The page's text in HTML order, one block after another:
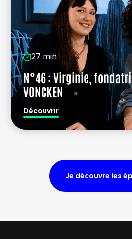
27 min
N°46 : Virginie,
VONCKEN
Découvrir
Je découvre les